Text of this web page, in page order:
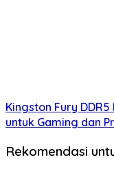
Kingston Fury
untuk Gaming dan
Rekomendasi